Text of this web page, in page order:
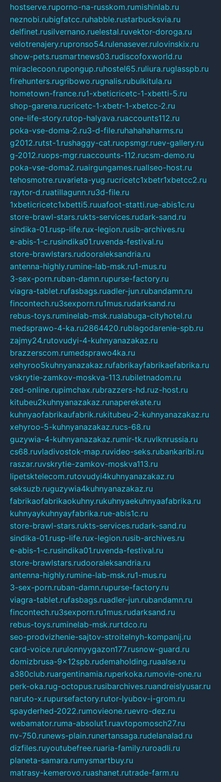
hostserve.ruporno-na-russkom.rumishinlab.ru
neznobi.rubigfatcc.ruhabble.rustarbucksvia.ru
delfinet.rusilvernano.ruelestal.ruvektor-doroga.ru
velotrenajery.rupronso54.rulenasever.rulovinskix.ru
show-pets.rusmartnews03.rudiscofoxworld.ru
miraclecoon.rupongup.ruhostel65.ruliura.ruglasspb.ru
firehunters.rugribowo.rugnalis.rubulkitula.ru
hometown-france.ru1-xbeticricetc-1-xbetti-5.ru
shop-garena.rucricetc-1-xbetr-1-xbetcc-2.ru
one-life-story.rutop-halyava.ruaccounts112.ru
poka-vse-doma-2.ru3-d-file.ruhahahaharms.ru
g2012.rutst-1.rushaggy-cat.ruopsmgr.ruev-gallery.ru
g-2012.ruops-mgr.ruaccounts-112.rucsm-demo.ru
poka-vse-doma2.ruairgungames.ruallseo-host.ru
tehosmotre.ruvarieta-yug.rucricetc1xbetr1xbetcc2.ru
raytor-d.ruatillagunn.ru3d-file.ru
1xbeticricetc1xbetti5.ruuafoot-statti.rue-abis1c.ru
store-brawl-stars.rukts-services.rudark-sand.ru
sindika-01.rusp-life.rux-legion.rusib-archives.ru
e-abis-1-c.rusindika01.ruvenda-festival.ru
store-brawlstars.rudooraleksandria.ru
antenna-highly.rumine-lab-msk.ru1-mus.ru
3-sex-porn.ruban-damn.rupurse-factory.ru
viagra-tablet.rufasbags.ruadler-jun.rubandamn.ru
fincontech.ru3sexporn.ru1mus.rudarksand.ru
rebus-toys.ruminelab-msk.rualabuga-cityhotel.ru
medsprawo-4-ka.ru2864420.rublagodarenie-spb.ru
zajmy24.rutovudyi-4-kuhnyanazakaz.ru
brazzerscom.rumedsprawo4ka.ru
xehyroo5kuhnyanazakaz.rufabrikayfabrikaefabrika.ru
vskrytie-zamkov-moskva-113.rubiletnadom.ru
zed-online.rupimchax.rubrazzers-hd.ruz-host.ru
kitubeu2kuhnyanazakaz.runaperekate.ru
kuhnyaofabrikaufabrik.rukitubeu-2-kuhnyanazakaz.ru
xehyroo-5-kuhnyanazakaz.rucs-68.ru
guzywia-4-kuhnyanazakaz.rumir-tk.ruvlknrussia.ru
cs68.ruvladivostok-map.ruvideo-seks.rubankaribi.ru
raszar.ruvskrytie-zamkov-moskva113.ru
lipetsktelecom.rutovudyi4kuhnyanazakaz.ru
seksuzb.ruguzywia4kuhnyanazakaz.ru
fabrikaofabrikaokuhny.rukuhnyaekuhnyaafabrika.ru
kuhnyaykuhnyayfabrika.rue-abis1c.ru
store-brawl-stars.rukts-services.rudark-sand.ru
sindika-01.rusp-life.rux-legion.rusib-archives.ru
e-abis-1-c.rusindika01.ruvenda-festival.ru
store-brawlstars.rudooraleksandria.ru
antenna-highly.rumine-lab-msk.ru1-mus.ru
3-sex-porn.ruban-damn.rupurse-factory.ru
viagra-tablet.rufasbags.ruadler-jun.rubandamn.ru
fincontech.ru3sexporn.ru1mus.rudarksand.ru
rebus-toys.ruminelab-msk.rurtdco.ru
seo-prodvizhenie-sajtov-stroitelnyh-kompanij.ru
card-voice.rurulonnyygazon177.rusnow-guard.ru
domizbrusa-9x12spb.rudemaholding.ruaalse.ru
a380club.ruargentinamia.ruperkoka.rumovie-one.ru
perk-oka.rug-octopus.rusibarchives.ruandreislyusar.ru
naruto-x.rupursefactory.rutor-lyubov-i-grom.ru
spayderhed-2022.rumovieone.ruevro-dez.ru
webamator.ruma-absolut1.ruavtopomosch27.ru
nv-750.runews-plain.runertansaga.rudelanalad.ru
dizfiles.ruyoutubefree.ruaria-family.ruroadli.ru
planeta-samara.rumysmartbuy.ru
matrasy-kemerovo.ruashanet.rutrade-farm.ru